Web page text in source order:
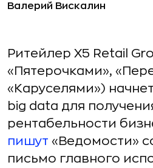
Валерий Вискалин
Ритейлер X5 Retail
«Пятерочками»,
«Каруселями»)
big data для
рентабельности
пишут «Ведомости»
письмо главного